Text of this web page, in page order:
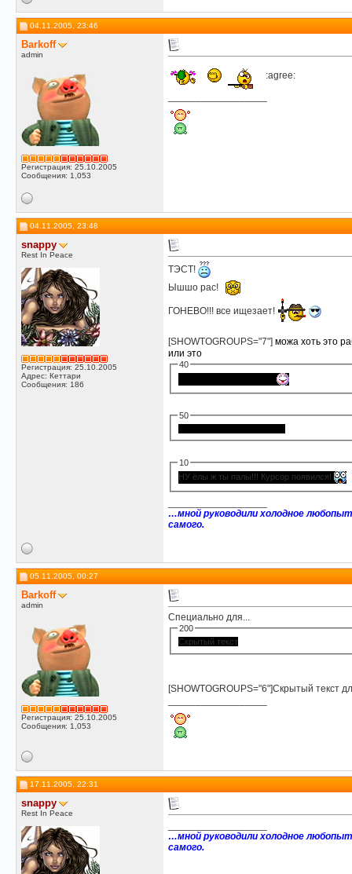
04.11.2005, 23:46
Barkoff
admin
Регистрация: 25.10.2005
Сообщения: 1,053
:agree:
04.11.2005, 23:48
snappy
Rest In Peace
Регистрация: 25.10.2005
Адрес: Кеттари
Сообщения: 186
ТЭСТ!
Ышшо рас!
ГОНЕВО!!! все ищезает!
[SHOWTOGROUPS="7"] можа хоть это
или это
40
ТЕЕЕЕЕЕЕЕЕЕЕЕЕСТ!!!
50
10
НУ ёлы ж ты палы!!! Курсор появился!
…мной руководили холодное
самого.
05.11.2005, 00:27
Barkoff
admin
Регистрация: 25.10.2005
Сообщения: 1,053
Специально для...
200
Скрытый текст
[SHOWTOGROUPS="6"]Скрытый текст
17.11.2005, 22:31
snappy
Rest In Peace
…мной руководили холодное
самого.